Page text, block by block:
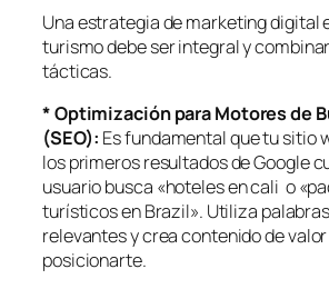
Una estrategia de marketing digital
turismo debe ser integral y
tácticas.
* Optimización para Motores de
(SEO): Es fundamental que tu sitio
los primeros resultados de Google
usuario busca «hoteles en cali o
turísticos en Brazil». Utiliza
relevantes y crea contenido de
posicionarte.